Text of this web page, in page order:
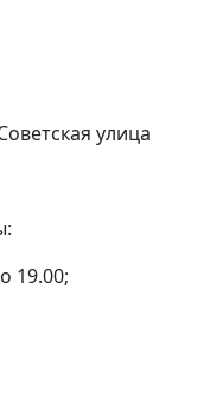
улица
19.00;